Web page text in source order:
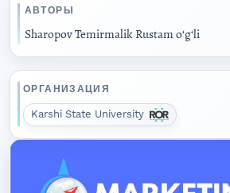
АВТОРЫ
Sharopov Temirmalik Rustam oʻgʻli
ОРГАНИЗАЦИЯ
Karshi State University